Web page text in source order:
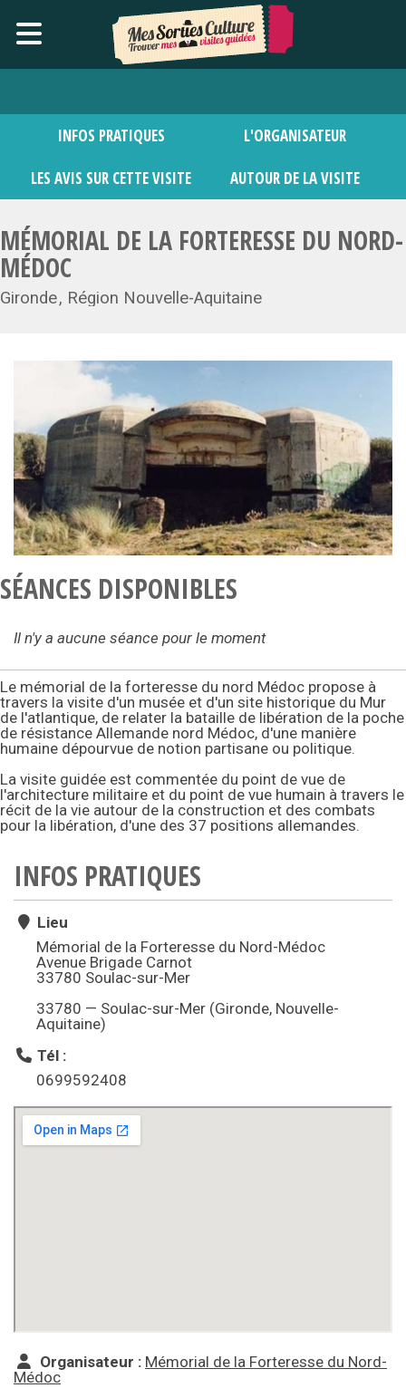
INFOS PRATIQUES L'ORGANISATEUR
LES AVIS SUR CETTE VISITE AUTOUR DE LA VISITE
MÉMORIAL DE LA FORTERESSE DU NORD-
MÉDOC
Gironde Région Nouvelle-Aquitaine
SÉANCES DISPONIBLES
Il n'y a aucune séance pour le moment
Le mémorial de la forteresse du nord Médoc propose à
travers la visite d'un musée et d'un site historique du Mur
de l'atlantique, de relater la bataille de libération de la poche
de résistance Allemande nord Médoc, d'une manière
humaine dépourvue de notion partisane ou politique.
La visite guidée est commentée du point de vue de
l'architecture militaire et du point de vue humain à travers le
récit de la vie autour de la construction et des combats
pour la libération, d'une des 37 positions allemandes.
INFOS PRATIQUES
Lieu
Mémorial de la Forteresse du Nord-Médoc
Avenue Brigade Carnot
33780 Soulac-sur-Mer
33780 — Soulac-sur-Mer (Gironde, Nouvelle-
Aquitaine)
Tél :
0699592408
Organisateur : Mémorial de la Forteresse du Nord-
Médoc